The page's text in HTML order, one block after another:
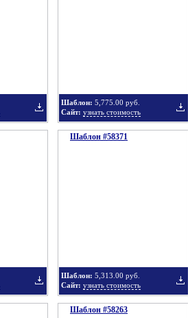
Шаблон: 5,775.00 руб.
Сайт: узнать стоимость
Шаблон #58371
Шаблон: 5,313.00 руб.
Сайт: узнать стоимость
Шаблон #58263